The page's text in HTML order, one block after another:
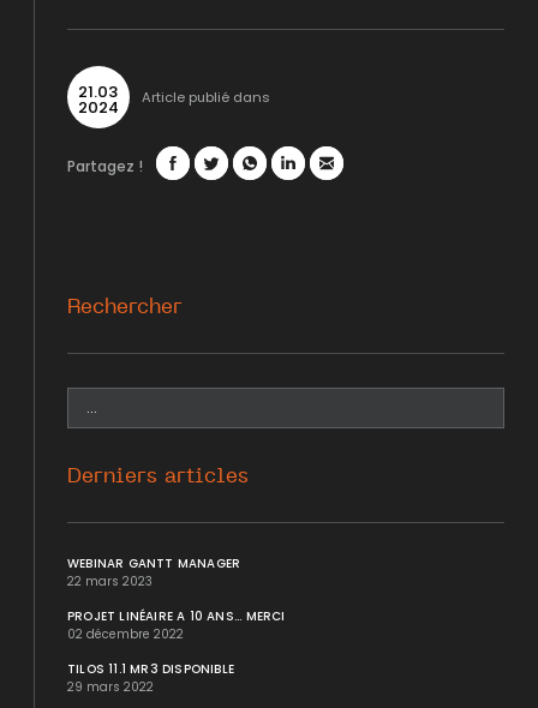
21.03
2024 Article publié dans
Partagez !
Rechercher
Derniers articles
WEBINAR GANTT MANAGER
22 mars 2023
PROJET LINÉAIRE A 10 ANS... MERCI
02 décembre 2022
TILOS 11.1 MR3 DISPONIBLE
29 mars 2022